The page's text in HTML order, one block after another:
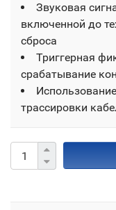
Звуковая
включенной до
сброса
Триггерная
срабатывание
трассировки